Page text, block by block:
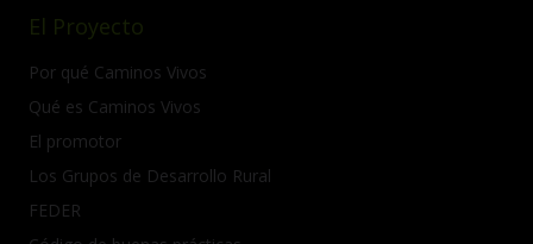
El Proyecto
Por qué Caminos Vivos
Qué es Caminos Vivos
El promotor
Los Grupos de Desarrollo Rural
FEDER